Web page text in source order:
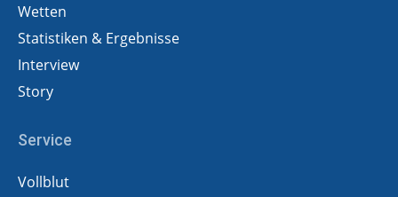
Wetten
Statistiken & Ergebnisse
Interview
Story
Service
Vollblut